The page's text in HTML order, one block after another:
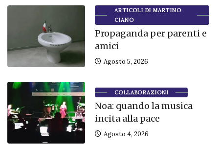
ARTICOLI DI MARTINO
CIANO
Propaganda per parenti e
amici
Agosto 5, 2026
COLLABORAZIONI
Noa: quando la musica
incita alla pace
Agosto 4, 2026